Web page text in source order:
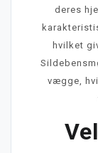
deres
hvilket
vægge,